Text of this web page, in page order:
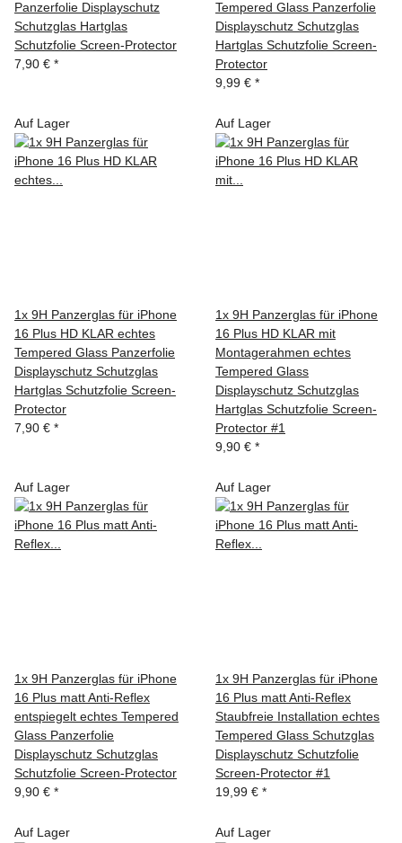
Panzerfolie Displayschutz
Schutzglas Hartglas
Schutzfolie Screen-Protector
7,90 € *
Tempered Glass Panzerfolie
Displayschutz Schutzglas
Hartglas Schutzfolie Screen-
Protector
9,99 € *
Auf Lager
1x 9H Panzerglas für iPhone
16 Plus HD KLAR echtes
Tempered Glass Panzerfolie
Displayschutz Schutzglas
Hartglas Schutzfolie Screen-
Protector
7,90 € *
Auf Lager
1x 9H Panzerglas für iPhone
16 Plus HD KLAR mit
Montagerahmen echtes
Tempered Glass
Displayschutz Schutzglas
Hartglas Schutzfolie Screen-
Protector #1
9,90 € *
Auf Lager
1x 9H Panzerglas für iPhone
16 Plus matt Anti-Reflex
entspiegelt echtes Tempered
Glass Panzerfolie
Displayschutz Schutzglas
Schutzfolie Screen-Protector
9,90 € *
Auf Lager
1x 9H Panzerglas für iPhone
16 Plus matt Anti-Reflex
Staubfreie Installation echtes
Tempered Glass Schutzglas
Displayschutz Schutzfolie
Screen-Protector #1
19,99 € *
Auf Lager Auf Lager